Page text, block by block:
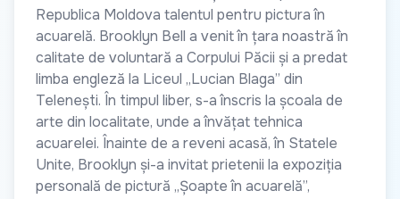
Republica Moldova talentul pentru pictura în
acuarelă. Brooklyn Bell a venit în țara noastră în
calitate de voluntară a Corpului Păcii și a predat
limba engleză la Liceul „Lucian Blaga” din
Telenești. În timpul liber, s-a înscris la școala de
arte din localitate, unde a învățat tehnica
acuarelei. Înainte de a reveni acasă, în Statele
Unite, Brooklyn și-a invitat prietenii la expoziția
personală de pictură „Șoapte în acuarelă”,